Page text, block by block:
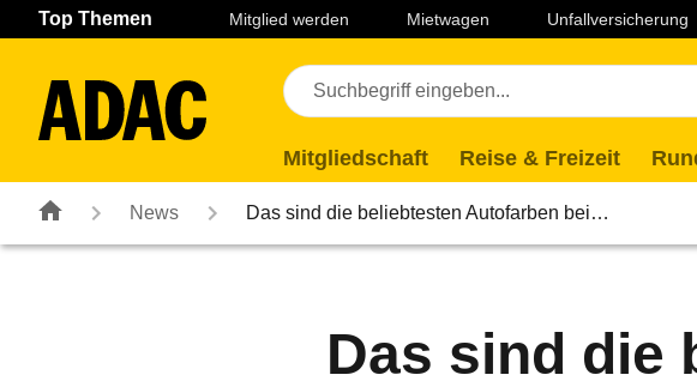
Navigation Seiteninhalt Fußzeile
Top Themen Mitglied werden Mietwagen Unfallversicherung
Mitgliedschaft Reise & Freizeit
News Das sind die beliebtesten Autofarben bei…
Das sind die